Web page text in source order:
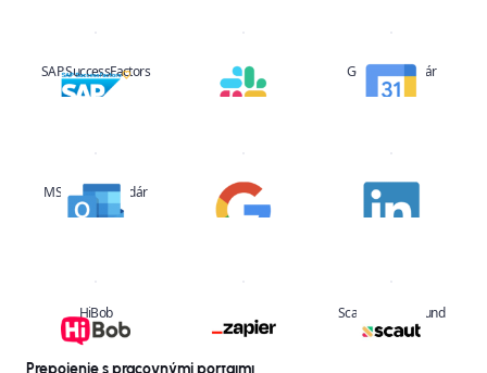
SAP SuccessFactors Slack Google kalendár
MS Office kalendár Google Linkedin
HiBob
Scaut – background
screening